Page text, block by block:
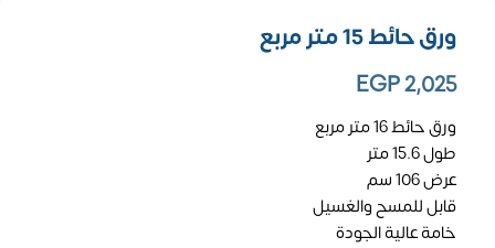
ورق حائط 15 متر مربع
EGP2,025
ورق حائط 16 متر مربع
طول 15.6 متر
عرض 106 سم
قابل للمسح والغسيل
خامة عالية الجودة